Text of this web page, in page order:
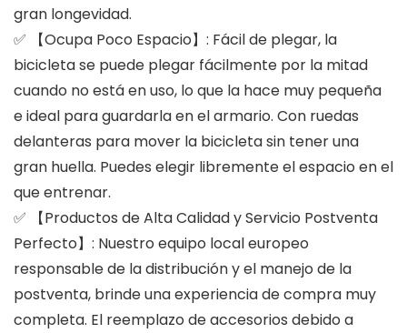
gran longevidad.
✅ 【Ocupa Poco Espacio】: Fácil de plegar, la
bicicleta se puede plegar fácilmente por la mitad
cuando no está en uso, lo que la hace muy pequeña
e ideal para guardarla en el armario. Con ruedas
delanteras para mover la bicicleta sin tener una
gran huella. Puedes elegir libremente el espacio en el
que entrenar.
✅ 【Productos de Alta Calidad y Servicio Postventa
Perfecto】: Nuestro equipo local europeo
responsable de la distribución y el manejo de la
postventa, brinde una experiencia de compra muy
completa. El reemplazo de accesorios debido a